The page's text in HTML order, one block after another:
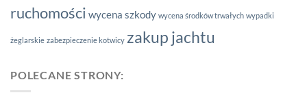
ruchomości wycena szkody wycena środków trwałych wypadki
żeglarskie zabezpieczenie kotwicy zakup jachtu
POLECANE STRONY: